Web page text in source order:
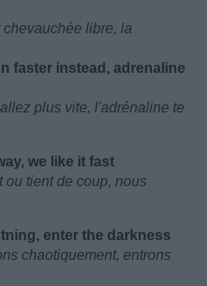
libre, la
faster instead, adrenaline
plus vite, l'adrénaline te
we like it fast
ou tient de coup, nous
enter the darkness
chaotiquement, entrons